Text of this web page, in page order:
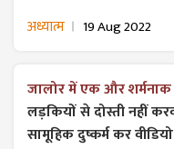
अध्यात्म 19 Aug 2022
जालोर में एक और शर्मनाक
लड़कियों से दोस्ती नहीं
सामूहिक दुष्कर्म कर